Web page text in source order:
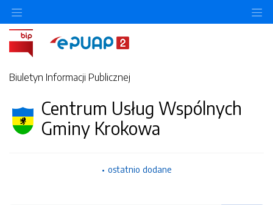
Biuletyn Informacji Publicznej
Centrum Usług Wspólnych
Gminy Krokowa
ostatnio dodane